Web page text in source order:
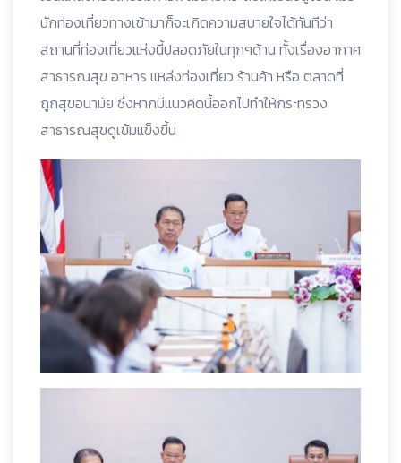
นักท่องเที่ยวทางเข้ามาก็จะเกิดความสบายใจได้ทันทีว่า
สถานที่ท่องเที่ยวแห่งนี้ปลอดภัยในทุกๆด้าน ทั้งเรื่องอากาศ
สาธารณสุข อาหาร แหล่งท่องเที่ยว ร้านค้า หรือ ตลาดที่
ถูกสุขอนามัย ซึ่งหากมีแนวคิดนี้ออกไปทำให้กระทรวง
สาธารณสุขดูเข้มแข็งขึ้น